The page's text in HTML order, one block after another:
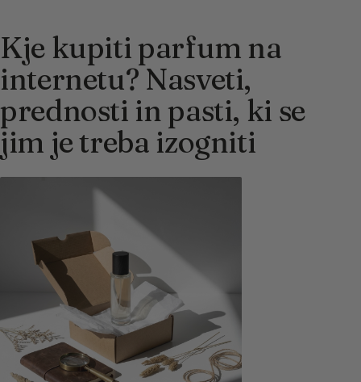
Kje kupiti parfum na
internetu? Nasveti,
prednosti in pasti, ki se
jim je treba izogniti